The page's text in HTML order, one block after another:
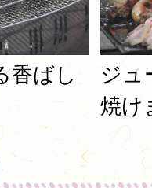
香ばし
ジュ
焼け